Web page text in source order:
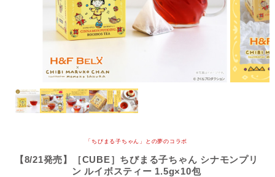
「ちびまる子ちゃん」との夢のコラボ
【8/21発売】［CUBE］ちびまる子ちゃん シナモンプリ
ン ルイボスティー 1.5g×10包